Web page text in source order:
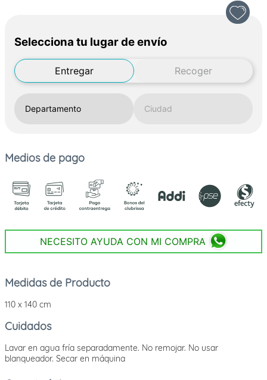
Selecciona tu lugar de envío
Entregar Recoger
Medios de pago
NECESITO AYUDA CON MI COMPRA
Medidas de Producto
110 x 140 cm
Cuidados
Lavar en agua fría separadamente. No remojar. No usar
blanqueador. Secar en máquina